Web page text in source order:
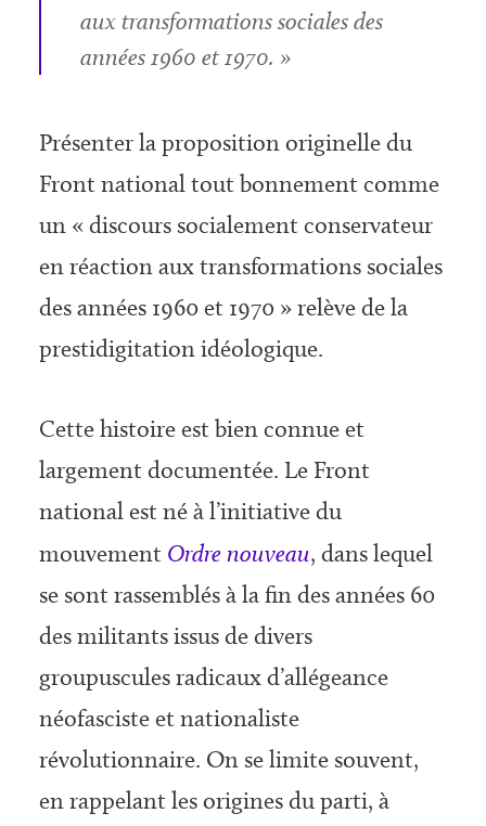
aux transformations sociales des
années 1960 et 1970. »
Présenter la proposition originelle du
Front national tout bonnement comme
un « discours socialement conservateur
en réaction aux transformations sociales
des années 1960 et 1970 » relève de la
prestidigitation idéologique.
Cette histoire est bien connue et
largement documentée. Le Front
national est né à l’initiative du
mouvement Ordre nouveau, dans lequel
se sont rassemblés à la fin des années 60
des militants issus de divers
groupuscules radicaux d’allégeance
néofasciste et nationaliste
révolutionnaire. On se limite souvent,
en rappelant les origines du parti, à